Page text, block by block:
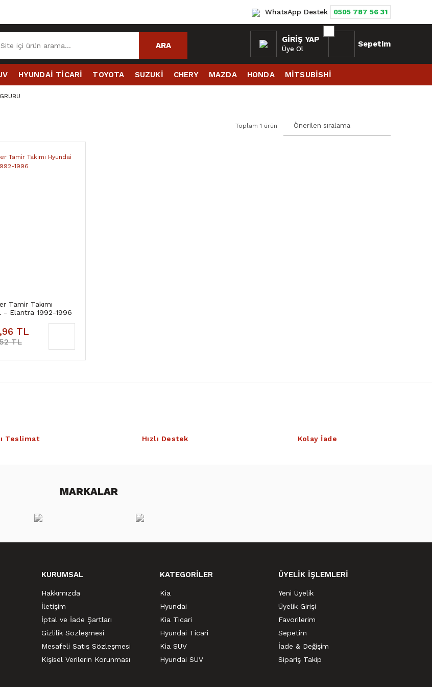
WhatsApp Destek 0505 787 56 31
ARA
GIRIŞ YAP
Üye Ol
Sepetim
HYUNDAİ TİCARİ TOYOTA SUZUKİ CHERY MAZDA HONDA MİTSUBİSHİ
Toplam 1 ürün
Tamir Takımı
- Elantra 1992-1996
TL
TL
Teslimat Hızlı Destek Kolay İade
MARKALAR
KURUMSAL
Hakkımızda
İletişim
İptal ve İade Şartları
Gizlilik Sözleşmesi
Mesafeli Satış Sözleşmesi
Kişisel Verilerin Korunması
KATEGORİLER
Kia
Hyundai
Kia Ticari
Hyundai Ticari
Kia SUV
Hyundai SUV
ÜYELİK İŞLEMLERİ
Yeni Üyelik
Üyelik Girişi
Favorilerim
Sepetim
İade & Değişim
Sipariş Takip